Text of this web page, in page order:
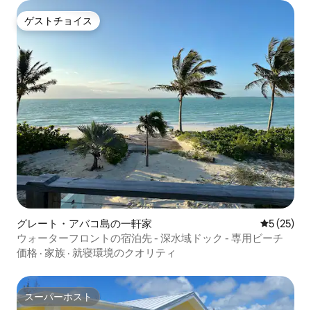
ゲストチョイス
ゲストチョイス
グレート・アバコ島の一軒家 レビュー
5 (25)
ウォーターフロントの宿泊先 - 深水域ドック - 専用ビーチ
価格 · 家族 · 就寝環境のクオリティ
スーパーホスト
スーパーホスト